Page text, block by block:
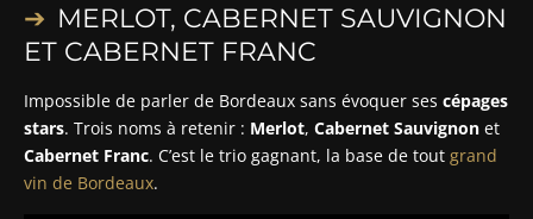
MERLOT, CABERNET SAUVIGNON
ET CABERNET FRANC
Impossible de parler de Bordeaux sans évoquer ses cépages
stars. Trois noms à retenir : Merlot, Cabernet Sauvignon et
Cabernet Franc. C’est le trio gagnant, la base de tout grand
vin de Bordeaux.